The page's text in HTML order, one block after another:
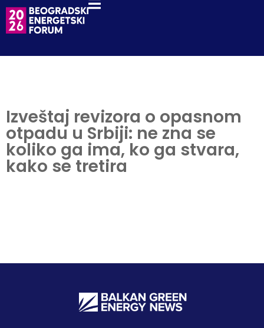
Izveštaj revizora o opasnom
otpadu u Srbiji: ne zna se
koliko ga ima, ko ga stvara,
kako se tretira